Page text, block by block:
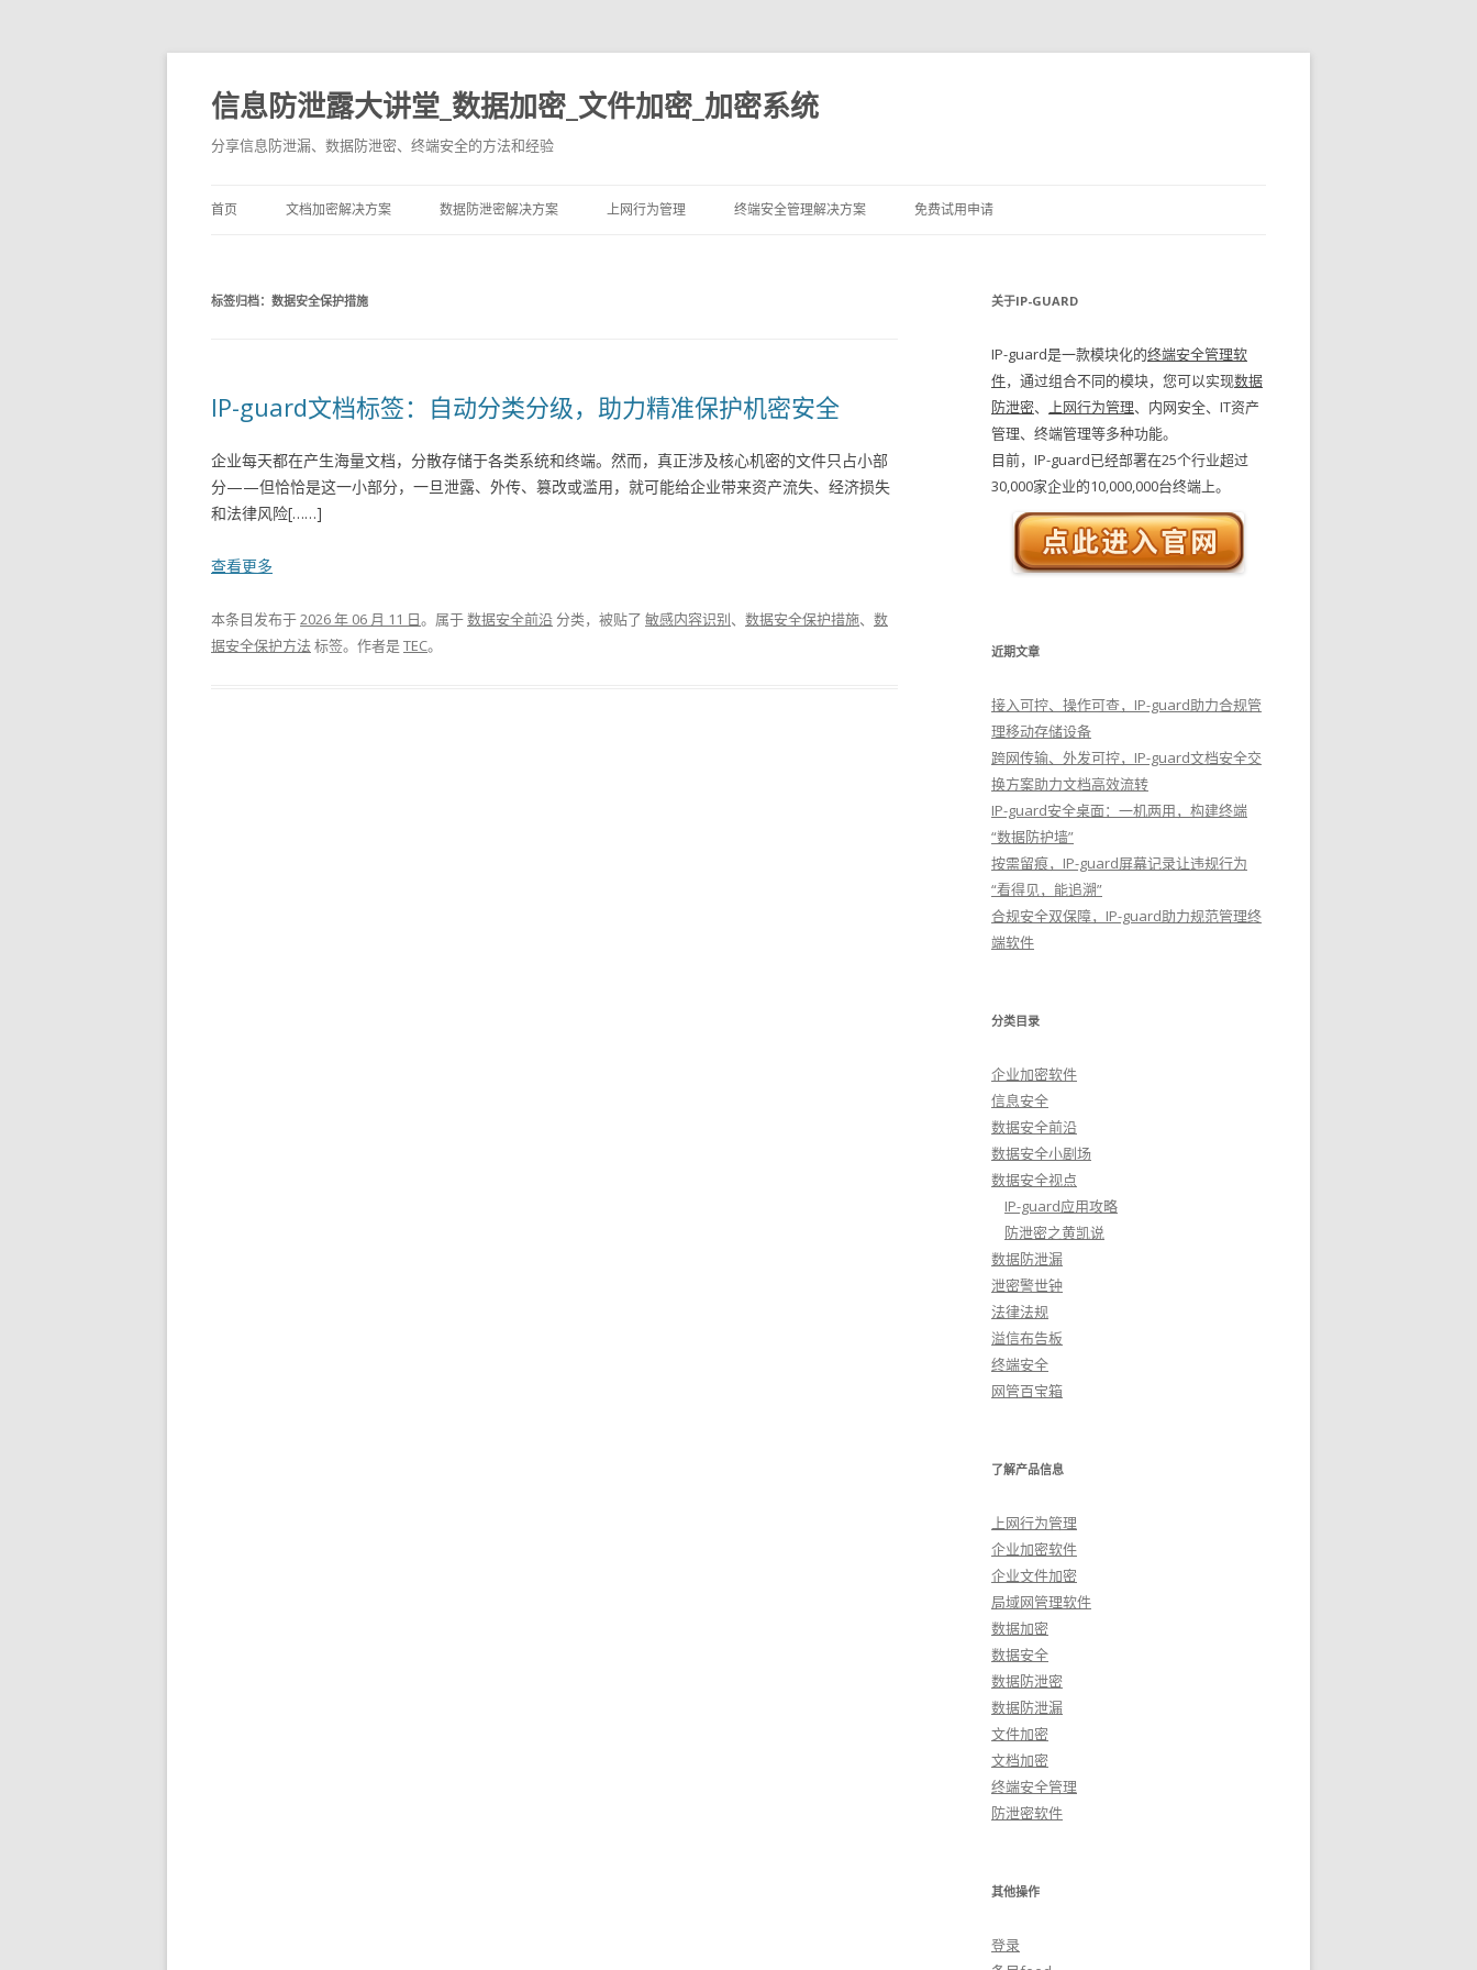
信息防泄露大讲堂_数据加密_文件加密_加密系统
分享信息防泄漏、数据防泄密、终端安全的方法和经验
首页 文档加密解决方案 数据防泄密解决方案 上网行为管理 终端安全管理解决方案 免费试用申请
标签归档： 数据安全保护措施
IP-guard文档标签：自动分类分级，助力精准保护机密安全
企业每天都在产生海量文档，分散存储于各类系统和终端。然而，真正涉及核心机密的文件只占小部
分——但恰恰是这一小部分，一旦泄露、外传、篡改或滥用，就可能给企业带来资产流失、经济损失
和法律风险[……]
查看更多
本条目发布于2026 年 06 月 11 日。属于数据安全前沿分类，被贴了 敏感内容识别、 数据安全保护措施、 数
据安全保护方法 标签。 作者是TEC。
关于IP-GUARD
IP-guard是一款模块化的终端安全管理软
件，通过组合不同的模块，您可以实现数据
防泄密、 上网行为管理、内网安全、IT资产
管理、终端管理等多种功能。
目前，IP-guard已经部署在25个行业超过
30,000家企业的10,000,000台终端上。
近期文章
接入可控、操作可查，IP-guard助力合规管
理移动存储设备
跨网传输、外发可控，IP-guard文档安全交
换方案助力文档高效流转
IP-guard安全桌面：一机两用，构建终端
“数据防护墙”
按需留痕，IP-guard屏幕记录让违规行为
“看得见，能追溯”
合规安全双保障，IP-guard助力规范管理终
端软件
分类目录
企业加密软件
信息安全
数据安全前沿
数据安全小剧场
数据安全视点
IP-guard应用攻略
防泄密之黄凯说
数据防泄漏
泄密警世钟
法律法规
溢信布告板
终端安全
网管百宝箱
了解产品信息
上网行为管理
企业加密软件
企业文件加密
局域网管理软件
数据加密
数据安全
数据防泄密
数据防泄漏
文件加密
文档加密
终端安全管理
防泄密软件
其他操作
登录